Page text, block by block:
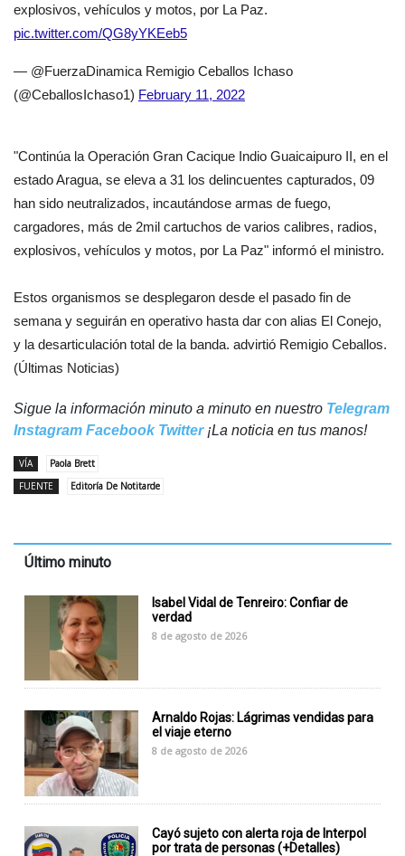
explosivos, vehículos y motos, por La Paz.
pic.twitter.com/QG8yYKEeb5
— @FuerzaDinamica Remigio Ceballos Ichaso
(@CeballosIchaso1) February 11, 2022
"Continúa la Operación Gran Cacique Indio Guaicaipuro II, en el
estado Aragua, se eleva a 31 los delincuentes capturados, 09
han sido neutralizados, incautándose armas de fuego,
cargadores, más de 2mil cartuchos de varios calibres, radios,
explosivos, vehículos y motos, por La Paz" informó el ministro.
Estos organismos se desplegaron desde el pasado fin de
semana y seguirán en operativo hasta dar con alias El Conejo,
y la desarticulación total de la banda. advirtió Remigio Ceballos.
(Últimas Noticias)
Sigue la información minuto a minuto en nuestro Telegram
Instagram Facebook Twitter¡La noticia en tus manos!
VÍA
Paola Brett
FUENTE
Editoría De Notitarde
Último minuto
Isabel Vidal de Tenreiro: Confiar de
verdad
8 de agosto de 2026
Arnaldo Rojas: Lágrimas vendidas para
el viaje eterno
8 de agosto de 2026
Cayó sujeto con alerta roja de Interpol
por trata de personas (+Detalles)